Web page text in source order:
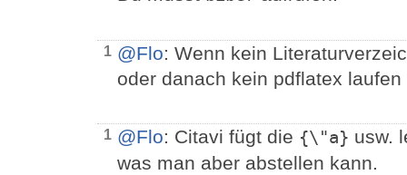
1 @Flo: Wenn kein
oder danach kein pdflatex laufen
1 @Flo: Citavi fügt die {\"a} usw.
was man aber abstellen kann.